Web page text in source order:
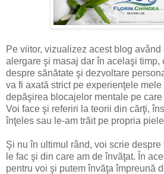
Pe viitor, vizualizez acest blog
alergare şi masaj dar în acelaşi timp,
despre sănătate şi dezvoltare
va fi axată strict pe experienţele
depăşirea blocajelor mentale pe
Voi face şi referiri la teorii din cărţi,
înţeles sau le-am trăit pe propria
Şi nu în ultimul rând, voi scrie
le fac şi din care am de învăţat. În
pentru voi şi putem învăţa împreună